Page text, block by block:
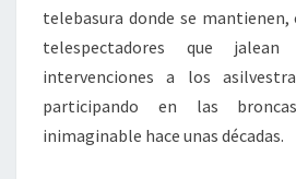
telebasura donde se
telespectadores que jalean
intervenciones a los
participando en las
inimaginable hace unas décadas.